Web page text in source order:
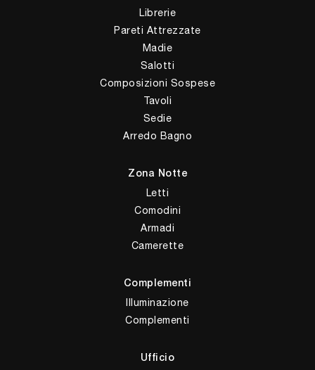
Librerie
Pareti Attrezzate
Madie
Salotti
Composizioni Sospese
Tavoli
Sedie
Arredo Bagno
Zona Notte
Letti
Comodini
Armadi
Camerette
Complementi
Illuminazione
Complementi
Ufficio